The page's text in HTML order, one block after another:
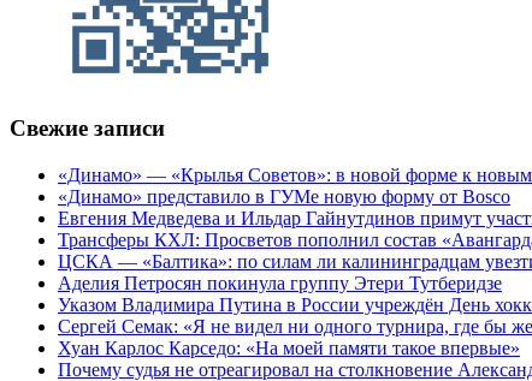
Свежие записи
«Динамо» — «Крылья Советов»: в новой форме к
«Динамо» представило в ГУМе новую форму от Bosco
Евгения Медведева и Ильдар Гайнутдинов примут
Трансферы КХЛ: Просветов пополнил состав
ЦСКА — «Балтика»: по силам ли калининградцам
Аделия Петросян покинула группу Этери Тутберидзе
Указом Владимира Путина в России учреждён День
Сергей Семак: «Я не видел ни одного турнира, где бы
Хуан Карлос Карседо: «На моей памяти такое впервые»
Почему судья не отреагировал на столкновение